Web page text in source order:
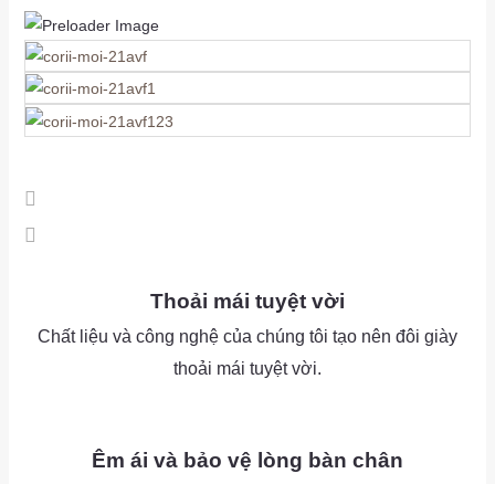
Thoải mái tuyệt vời
Chất liệu và công nghệ của chúng tôi tạo nên đôi giày
thoải mái tuyệt vời.
Êm ái và bảo vệ lòng bàn chân